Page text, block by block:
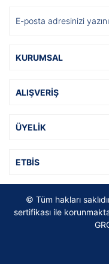
KURUMSAL
ALIŞVERİŞ
ÜYELİK
ETBİS
© Tüm hakları
sertifikası ile